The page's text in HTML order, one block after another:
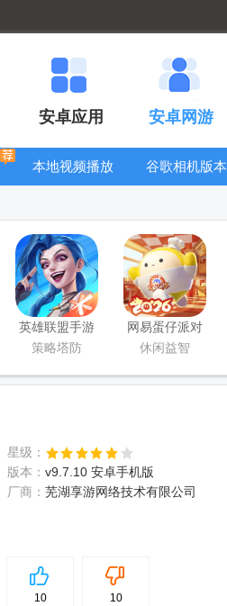
安卓应用 安卓网游
本地视频播放
谷歌相机版本
英雄联盟手游
国服正版
策略塔防
网易蛋仔派对
工坊版游戏
休闲益智
星级：
版本： v9.7.10 安卓手机版
厂商： 芜湖享游网络技术有限公司
5
10 10